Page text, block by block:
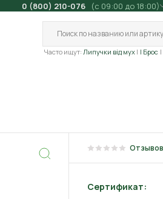
0 (800) 210-076 (с 09:00 до 18:00)
Часто ищут: Липучки від мух | Брос
Отзывов
Сертификат: